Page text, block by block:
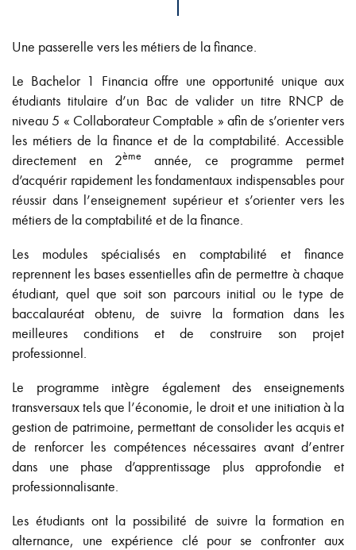
Une passerelle vers les métiers de la finance.
Le Bachelor 1 Financia offre une opportunité unique aux
étudiants titulaire d’un Bac de valider un titre RNCP de
niveau 5 « Collaborateur Comptable » afin de s’orienter vers
les métiers de la finance et de la comptabilité. Accessible
directement en 2ème
année, ce programme permet
d’acquérir rapidement les fondamentaux indispensables pour
réussir dans l’enseignement supérieur et s’orienter vers les
métiers de la comptabilité et de la finance.
Les modules spécialisés en comptabilité et finance
reprennent les bases essentielles afin de permettre à chaque
étudiant, quel que soit son parcours initial ou le type de
baccalauréat obtenu, de suivre la formation dans les
meilleures conditions et de construire son projet
professionnel.
Le programme intègre également des enseignements
transversaux tels que l’économie, le droit et une initiation à la
gestion de patrimoine, permettant de consolider les acquis et
de renforcer les compétences nécessaires avant d’entrer
dans une phase d’apprentissage plus approfondie et
professionnalisante.
Les étudiants ont la possibilité de suivre la formation en
alternance, une expérience clé pour se confronter aux